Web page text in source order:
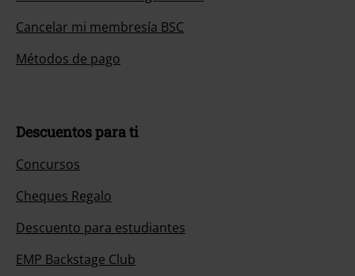
Cancelar mi membresía BSC
Métodos de pago
Descuentos para ti
Concursos
Cheques Regalo
Descuento para estudiantes
EMP Backstage Club